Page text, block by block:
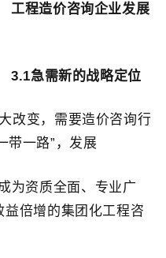
工程造价咨询企业发展
3.1急需新的战略定位
改变，需要造价咨询行
带一路”，发展
、专业广
倍增的集团化工程咨